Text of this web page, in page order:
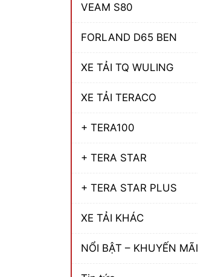
VEAM S80
FORLAND D65 BEN
XE TẢI TQ WULING
XE TẢI TERACO
+ TERA100
+ TERA STAR
+ TERA STAR PLUS
XE TẢI KHÁC
NỔI BẬT – KHUYẾN MÃI